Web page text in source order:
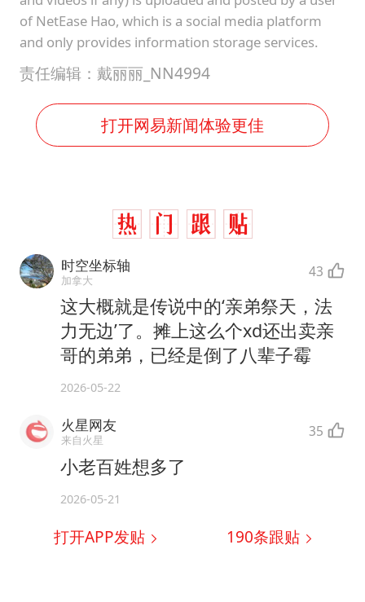
of NetEase Hao, which is a social media platform
and only provides information storage services.
责任编辑：戴丽丽_NN4994
打开网易新闻体验更佳
时空坐标轴
加拿大 43
这大概就是传说中的‘亲弟祭天，法
力无边’了。摊上这么个xd还出卖亲
哥的弟弟，已经是倒了八辈子霉
2026-05-22
火星网友
来自火星 35
小老百姓想多了
2026-05-21
打开APP发贴 190条跟贴